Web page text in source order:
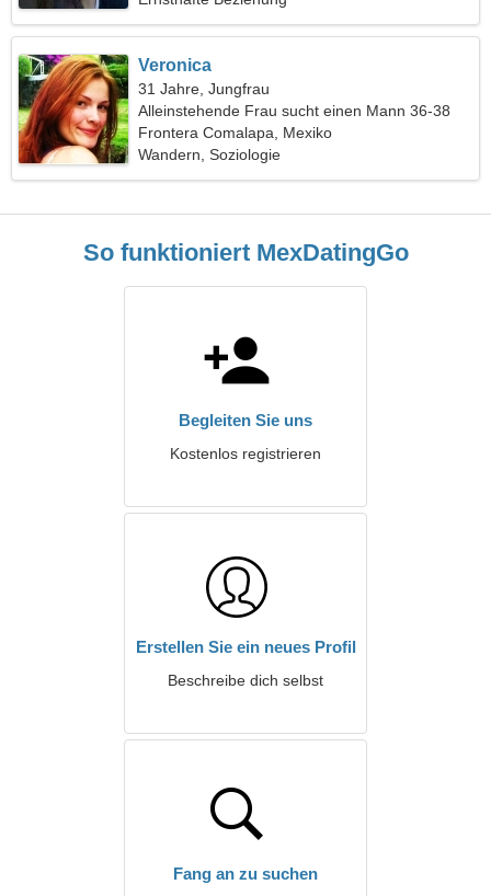
Veronica
31 Jahre, Jungfrau
Alleinstehende Frau sucht einen Mann 36-38
Frontera Comalapa, Mexiko
Wandern, Soziologie
So funktioniert MexDatingGo
Begleiten Sie uns
Kostenlos registrieren
Erstellen Sie ein neues Profil
Beschreibe dich selbst
Fang an zu suchen